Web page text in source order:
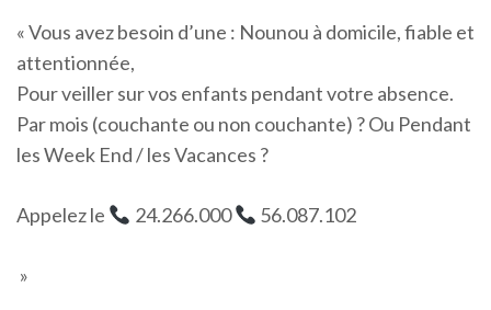
« Vous avez besoin d’une : Nounou à domicile, fiable et
attentionnée,
Pour veiller sur vos enfants pendant votre absence.
Par mois (couchante ou non couchante) ? Ou Pendant
les Week End / les Vacances ?
Appelez le 24.266.000 56.087.102
»